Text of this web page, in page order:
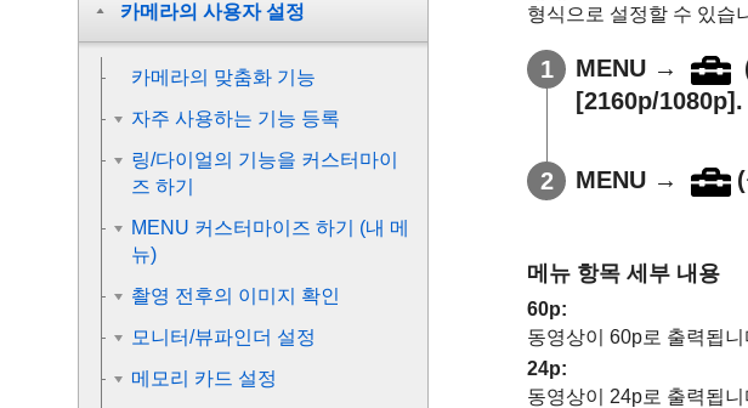
형식으로 설정할 수 있습
MENU →
[2160p/1080p] .
MENU → (
메뉴 항목 세부 내용
60p:
동영상이 60p로 출력됩니
24p:
동영상이 24p로 출력됩니
카메라의 사용자 설정
카메라의 맞춤화 기능
자주 사용하는 기능 등록
링/다이얼의 기능을 커스터마이
즈 하기
MENU 커스터마이즈 하기 (내 메
뉴)
촬영 전후의 이미지 확인
모니터/뷰파인더 설정
메모리 카드 설정